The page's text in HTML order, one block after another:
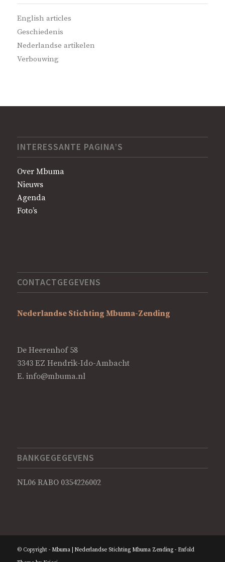
English articles
Geschiedenis
Nederlandse artikelen
Verbouwing
INTERESSANTE PAGINA’S
Over Mbuma
Nieuws
Agenda
Foto’s
CONTACTGEGEVENS
Nederlandse Stichting Mbuma-Zending
De Heerenhof 58
3343 EZ Hendrik-Ido-Ambacht
E. info@mbuma.nl
BANKGEGEGEVENS
NL06 RABO 0354226002
© Copyright - Mbuma | Nederlandse Stichting Mbuma Zending- Enfold